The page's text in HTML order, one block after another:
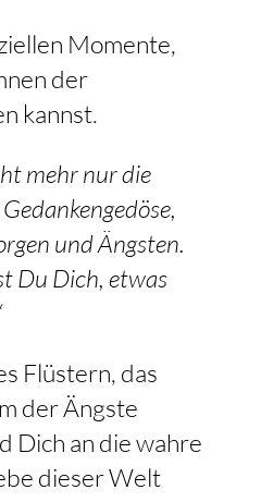
Momente,
der
kannst.
mehr nur die
und Ängsten.
Du Dich, etwas
Flüstern, das
der Ängste
Dich an die wahre
dieser Welt